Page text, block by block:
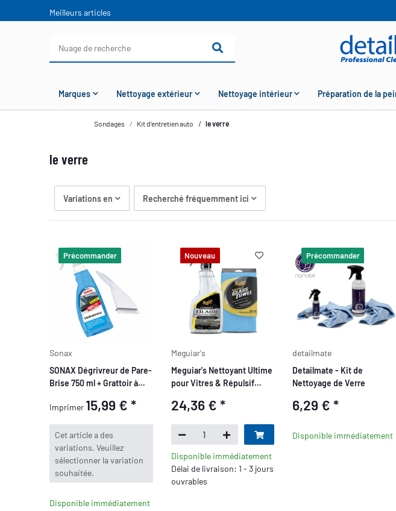
Meilleurs articles
Marques Nettoyage extérieur Nettoyage intérieur Préparation de la
Sondages Kit d’entretien auto le verre
le verre
Variations en Recherché fréquemment ici
Précommander
Sonax
SONAX Dégrivreur de Pare-
Brise 750 ml + Grattoir à
Imprimer 15,99 €*
x
Cet article a des
variations. Veuillez
sélectionner la variation
souhaitée.
Disponible immédiatement
Nouveau
Meguiar's
Meguiar's Nettoyant Ultime
pour Vitres & Répulsif
Verre Clarté Parfaite
24,36 € *
Disponible immédiatement
Délai de livraison: 1 - 3 jours
ouvrables
Précommander
detailmate
Detailmate - Kit de
Nettoyage de Verre
6,29 €*
Disponible immédiatement